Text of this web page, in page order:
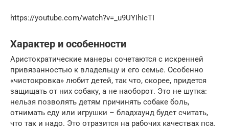
https://youtube.com/watch?v=_u9UYIhIcTI
Характер и особенности
Аристократические манеры сочетаются с искренней
привязанностью к владельцу и его семье. Особенно
«чистокровка» любит детей, так что, скорее, придется
защищать от них собаку, а не наоборот. Это не шутка:
нельзя позволять детям причинять собаке боль,
отнимать еду или игрушки – бладхаунд будет считать,
что так и надо. Это отразится на рабочих качествах пса.